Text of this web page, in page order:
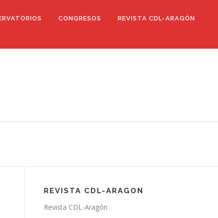
CONGRESOS REVISTA CDL-ARAGÓN
REVISTA CDL-ARAGON
Revista CDL-Aragón